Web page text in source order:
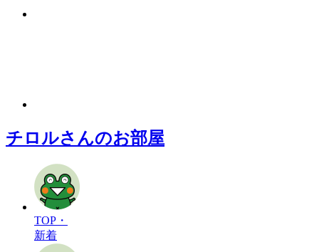
チロルさんのお部屋
TOP・
新着